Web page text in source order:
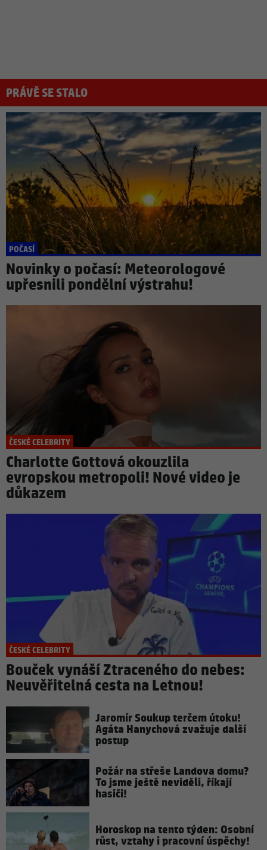
PRÁVĚ SE STALO
POČASÍ
Novinky o počasí: Meteorologové
upřesnili pondělní výstrahu!
ČESKÉ CELEBRITY
Charlotte Gottová okouzlila
evropskou metropoli! Nové video je
důkazem
ČESKÉ CELEBRITY
Bouček vynáší Ztraceného do nebes:
Neuvěřitelná cesta na Letnou!
Jaromír Soukup terčem útoku!
Agáta Hanychová zvažuje další
postup
Požár na střeše Landova domu?
To jsme ještě neviděli, říkají
hasiči!
Horoskop na tento týden: Osobní
růst, vztahy i pracovní úspěchy!